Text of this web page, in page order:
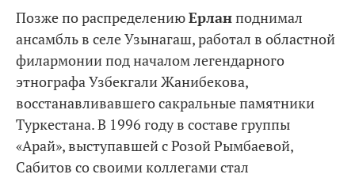
Позже по распределениюЕрланподнимал
ансамбль в селе Узынагаш, работал в областной
филармонии под началом легендарного
этнографа Узбекгали Жанибекова,
восстанавливавшего сакральные памятники
Туркестана. В 1996 году в составе группы
«Арай», выступавшей с Розой Рымбаевой,
Сабитов со своими коллегами стал